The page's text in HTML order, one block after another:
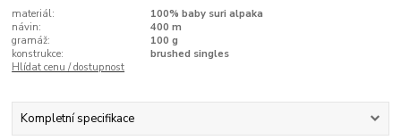
materiál:
100% baby suri alpaka
návin:
400 m
gramáž:
100 g
konstrukce:
brushed singles
Hlídat cenu / dostupnost
Kompletní specifikace